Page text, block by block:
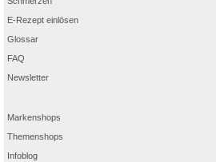
E-Rezept einlösen
Glossar
FAQ
Newsletter
Markenshops
Themenshops
Infoblog